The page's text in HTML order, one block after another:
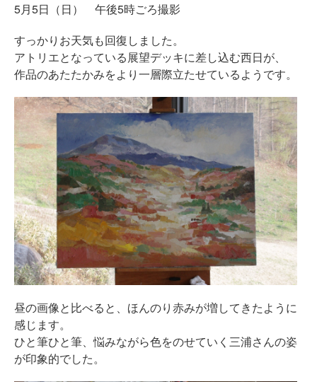
5月5日（日） 午後5時ごろ撮影
すっかりお天気も回復しました。
アトリエとなっている展望デッキに差し込む西日が、
作品のあたたかみをより一層際立たせているようです。
昼の画像と比べると、ほんのり赤みが増してきたように
感じます。
ひと筆ひと筆、悩みながら色をのせていく三浦さんの姿
が印象的でした。